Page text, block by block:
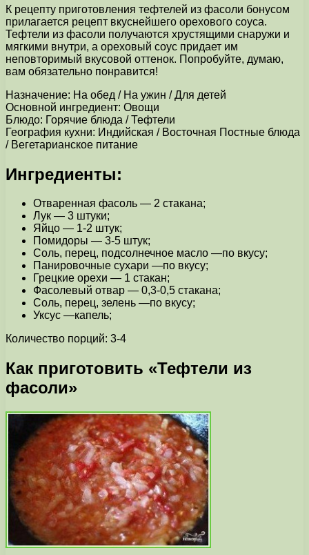
К рецепту приготовления тефтелей из фасоли бонусом
прилагается рецепт вкуснейшего орехового соуса.
Тефтели из фасоли получаются хрустящими снаружи и
мягкими внутри, а ореховый соус придает им
неповторимый вкусовой оттенок. Попробуйте, думаю,
вам обязательно понравится!
Назначение: На обед / На ужин / Для детей
Основной ингредиент: Овощи
Блюдо: Горячие блюда / Тефтели
География кухни: Индийская / Восточная Постные блюда
/ Вегетарианское питание
Ингредиенты:
Отваренная фасоль — 2 стакана;
Лук — 3 штуки;
Яйцо — 1-2 штук;
Помидоры — 3-5 штук;
Соль, перец, подсолнечное масло —по вкусу;
Панировочные сухари —по вкусу;
Грецкие орехи — 1 стакан;
Фасолевый отвар — 0,3-0,5 стакана;
Соль, перец, зелень —по вкусу;
Уксус —капель;
Количество порций: 3-4
Как приготовить «Тефтели из
фасоли»